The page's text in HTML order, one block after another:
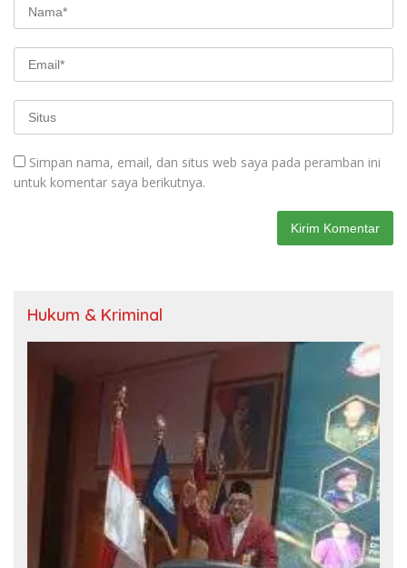
Simpan nama, email, dan situs web saya pada peramban ini
untuk komentar saya berikutnya.
Hukum & Kriminal